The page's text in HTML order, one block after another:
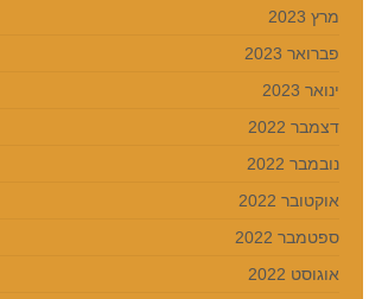
מרץ 2023
פברואר 2023
ינואר 2023
דצמבר 2022
נובמבר 2022
אוקטובר 2022
ספטמבר 2022
אוגוסט 2022